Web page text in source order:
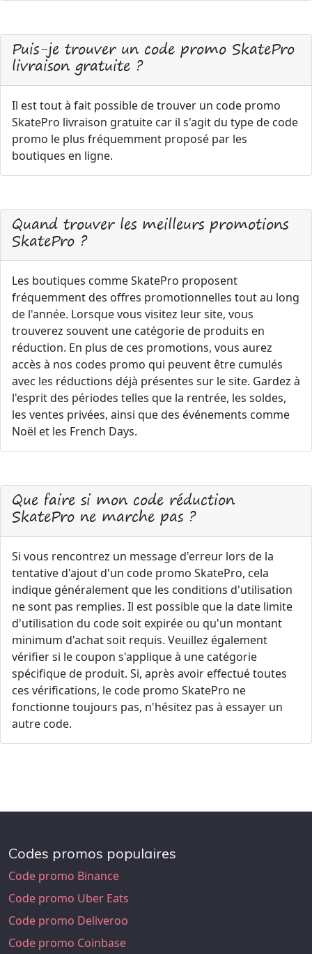
Puis-je trouver un code promo SkatePro
livraison gratuite ?
Il est tout à fait possible de trouver un code promo
SkatePro livraison gratuite car il s'agit du type de code
promo le plus fréquemment proposé par les
boutiques en ligne.
Quand trouver les meilleurs promotions
SkatePro ?
Les boutiques comme SkatePro proposent
fréquemment des offres promotionnelles tout au long
de l'année. Lorsque vous visitez leur site, vous
trouverez souvent une catégorie de produits en
réduction. En plus de ces promotions, vous aurez
accès à nos codes promo qui peuvent être cumulés
avec les réductions déjà présentes sur le site. Gardez à
l'esprit des périodes telles que la rentrée, les soldes,
les ventes privées, ainsi que des événements comme
Noël et les French Days.
Que faire si mon code réduction
SkatePro ne marche pas ?
Si vous rencontrez un message d'erreur lors de la
tentative d'ajout d'un code promo SkatePro, cela
indique généralement que les conditions d'utilisation
ne sont pas remplies. Il est possible que la date limite
d'utilisation du code soit expirée ou qu'un montant
minimum d'achat soit requis. Veuillez également
vérifier si le coupon s'applique à une catégorie
spécifique de produit. Si, après avoir effectué toutes
ces vérifications, le code promo SkatePro ne
fonctionne toujours pas, n'hésitez pas à essayer un
autre code.
Codes promos populaires
Code promo Binance
Code promo Uber Eats
Code promo Deliveroo
Code promo Coinbase